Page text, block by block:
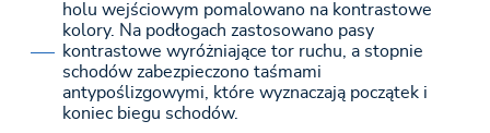
holu wejściowym pomalowano na kontrastowe
kolory. Na podłogach zastosowano pasy
kontrastowe wyróżniające tor ruchu, a stopnie
schodów zabezpieczono taśmami
antypoślizgowymi, które wyznaczają początek i
koniec biegu schodów.